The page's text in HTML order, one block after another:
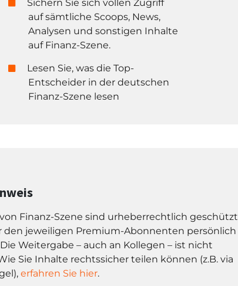
Sichern Sie sich vollen Zugriff
auf sämtliche Scoops, News,
Analysen und sonstigen Inhalte
auf Finanz-Szene.
Lesen Sie, was die Top-
Entscheider in der deutschen
Finanz-Szene lesen
Finanz-Szene sind urheberrechtlich geschützt
den jeweiligen Premium-Abonnenten persönlich
Weitergabe – auch an Kollegen – ist nicht
Sie Inhalte rechtssicher teilen können (z.B. via
erfahren Sie hier.